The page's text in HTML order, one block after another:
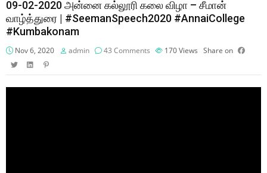
09-02-2020 அன்னை கல்லூரி கலை விழா – சீமான்
வாழ்த்துரை | #SeemanSpeech2020 #AnnaiCollege
#Kumbakonam
Nov 6, 2020 admin 43 Comments 170Views Share on